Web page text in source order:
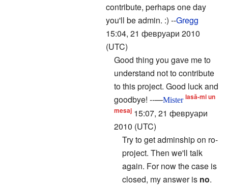
contribute, perhaps one day
you'll be admin. :) --Gregg
15:04, 21 февруари 2010
(UTC)
Good thing you gave me to
understand not to contribute
to this project. Good luck and
goodbye! --—Mister lasă-mi un
mesaj 15:07, 21 февруари
2010 (UTC)
Try to get adminship on ro-
project. Then we'll talk
again. For now the case is
closed, my answer is no.